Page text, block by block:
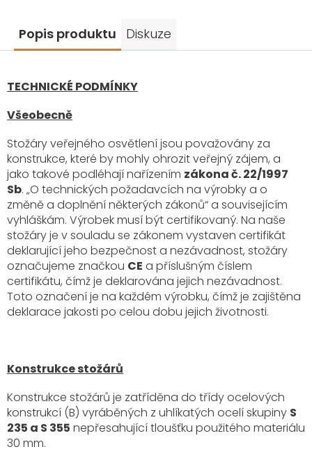
Popis produktu Diskuze
TECHNICKÉ PODMÍNKY
Všeobecně
Stožáry veřejného osvětlení jsou považovány za
konstrukce, které by mohly ohrozit veřejný zájem, a
jako takové podléhají nařízením zákona č. 22/1997
Sb. „O technických požadavcích na výrobky a o
změně a doplnění některých zákonů“ a souvisejícím
vyhláškám. Výrobek musí být certifikovaný. Na naše
stožáry je v souladu se zákonem vystaven certifikát
deklarující jeho bezpečnost a nezávadnost, stožáry
označujeme značkou CE a příslušným číslem
certifikátu, čímž je deklarována jejich nezávadnost.
Toto označení je na každém výrobku, čímž je zajištěna
deklarace jakosti po celou dobu jejich životnosti.
Konstrukce stožárů
Konstrukce stožárů je zatříděna do třídy ocelových
konstrukcí (B) vyráběných z uhlíkatých ocelí skupiny S
235 a S 355 nepřesahující tloušťku použitého materiálu
30 mm.